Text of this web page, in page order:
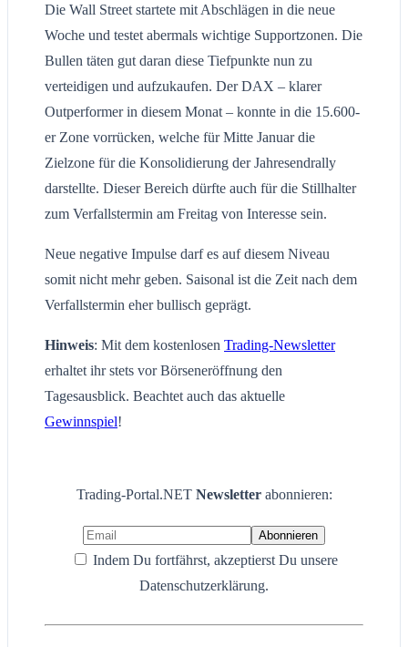
Die Wall Street startete mit Abschlägen in die neue
Woche und testet abermals wichtige Supportzonen. Die
Bullen täten gut daran diese Tiefpunkte nun zu
verteidigen und aufzukaufen. Der DAX – klarer
Outperformer in diesem Monat – konnte in die 15.600-
er Zone vorrücken, welche für Mitte Januar die
Zielzone für die Konsolidierung der Jahresendrally
darstellte. Dieser Bereich dürfte auch für die Stillhalter
zum Verfallstermin am Freitag von Interesse sein.
Neue negative Impulse darf es auf diesem Niveau
somit nicht mehr geben. Saisonal ist die Zeit nach dem
Verfallstermin eher bullisch geprägt.
Hinweis: Mit dem kostenlosen Trading-Newsletter
erhaltet ihr stets vor Börseneröffnung den
Tagesausblick. Beachtet auch das aktuelle
Gewinnspiel!
Trading-Portal.NET Newsletter abonnieren:
Indem Du fortfährst, akzeptierst Du unsere
Datenschutzerklärung.